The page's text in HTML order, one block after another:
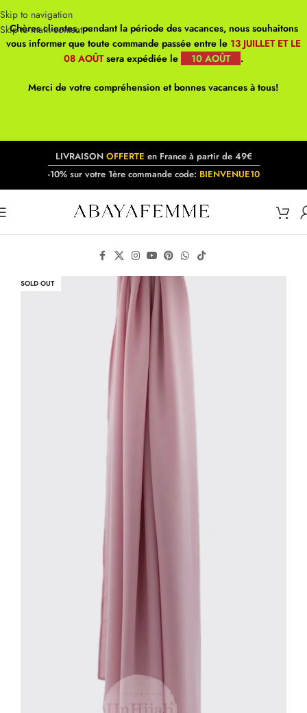
Skip to navigation
Skip to main content
Chères clientes, pendant la période des vacances, nous souhaitons
vous informer que toute commande passée entre le 13 JUILLET ET LE
08 AOÛTsera expédiée le 10 AOÛT .
Merci de votre compréhension et bonnes vacances à tous!
LIVRAISON OFFERTE en France à partir de 49€
-10% sur votre 1ère commande code: BIENVENUE10
SOLD OUT